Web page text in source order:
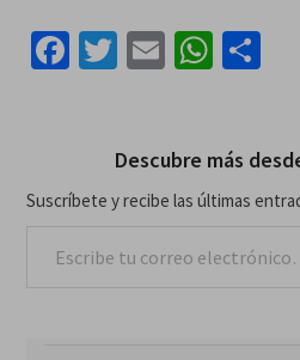
Facebook
Twitter
Email
Descubre más
Suscríbete y recibe las últimas